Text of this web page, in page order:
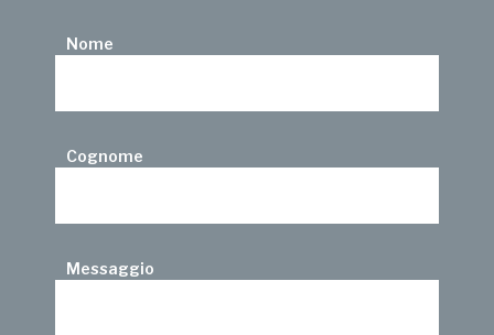
Nome
Cognome
Messaggio